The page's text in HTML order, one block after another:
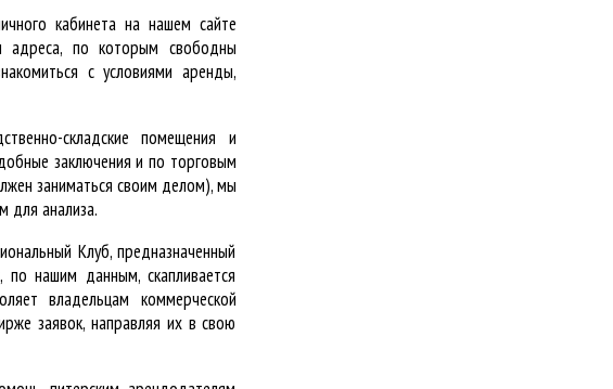
кабинета на нашем сайте
адреса, по которым свободны
с условиями аренды,
складские помещения и
заключения и по торговым
заниматься своим делом), мы
для анализа.
Клуб, предназначенный
нашим данным, скапливается
владельцам коммерческой
заявок, направляя их в свою